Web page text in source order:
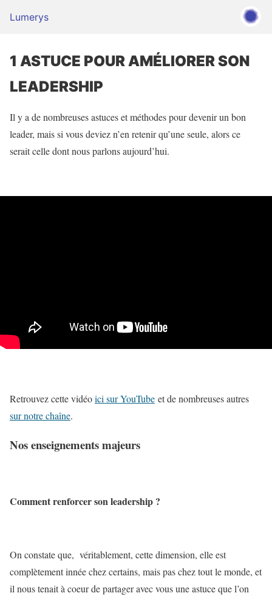
Lumerys
1 ASTUCE POUR AMÉLIORER SON
LEADERSHIP
Il y a de nombreuses astuces et méthodes pour devenir un bon
leader, mais si vous deviez n’en retenir qu’une seule, alors ce
serait celle dont nous parlons aujourd’hui.
Retrouvez cette vidéoici sur YouTube et de nombreuses autres
sur notre chaîne.
Nos enseignements majeurs
Comment renforcer son leadership ?
On constate que, véritablement, cette dimension, elle est
complètement innée chez certains, mais pas chez tout le monde, et
il nous tenait à coeur de partager avec vous une astuce que l’on